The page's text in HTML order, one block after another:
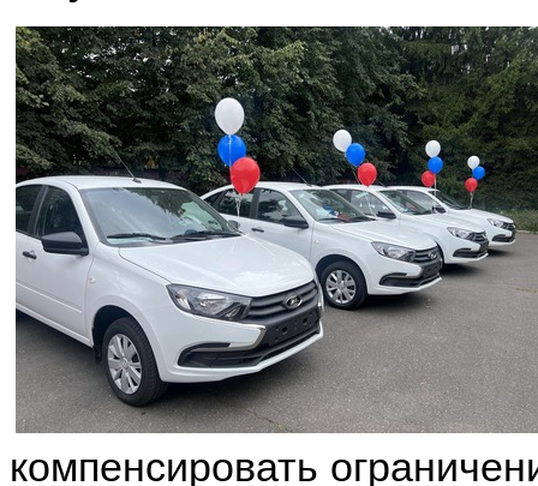
компенсировать